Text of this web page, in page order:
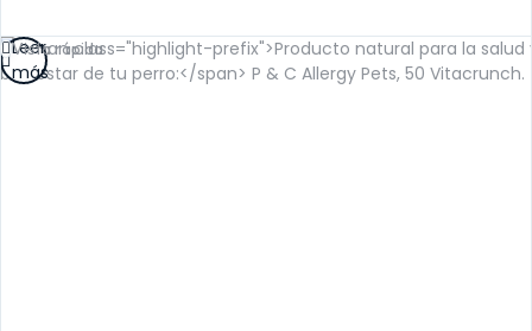
Vista rápida
Leer
más